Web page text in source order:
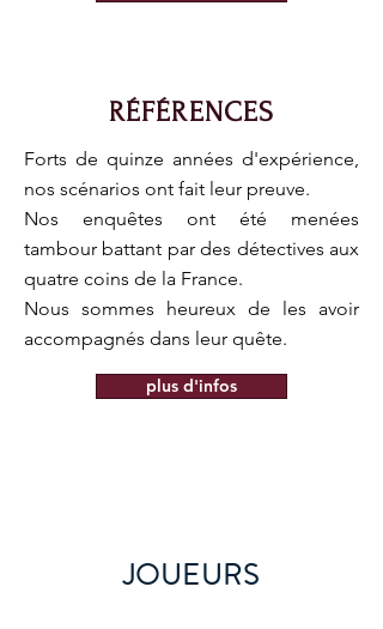
RÉFÉRENCES
Forts de quinze années d'expérience,
nos scénarios ont fait leur preuve.
Nos enquêtes ont été menées
tambour battant par des détectives aux
quatre coins de la France.
Nous sommes heureux de les avoir
accompagnés dans leur quête.
plus d'infos
JOUEURS